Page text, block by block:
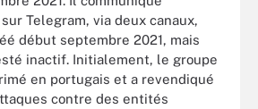
Telegram, via deux canaux,
début septembre 2021, mais
inactif. Initialement, le groupe
en portugais et a revendiqué
contre des entités